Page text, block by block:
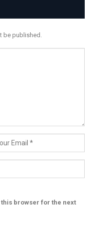
be published.
browser for the next